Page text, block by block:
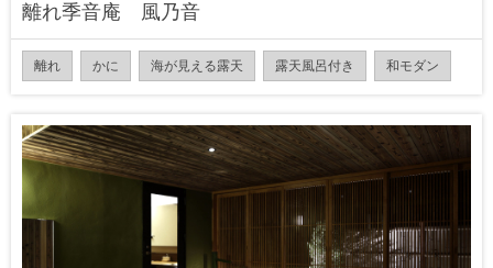
離れ季音庵 風乃音
離れ かに 海が見える露天 露天風呂付き 和モダン